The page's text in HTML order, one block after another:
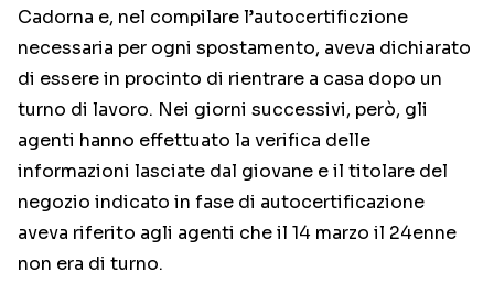
Cadorna e, nel compilare l’autocertificzione
necessaria per ogni spostamento, aveva dichiarato
di essere in procinto di rientrare a casa dopo un
turno di lavoro. Nei giorni successivi, però, gli
agenti hanno effettuato la verifica delle
informazioni lasciate dal giovane e il titolare del
negozio indicato in fase di autocertificazione
aveva riferito agli agenti che il 14 marzo il 24enne
non era di turno.